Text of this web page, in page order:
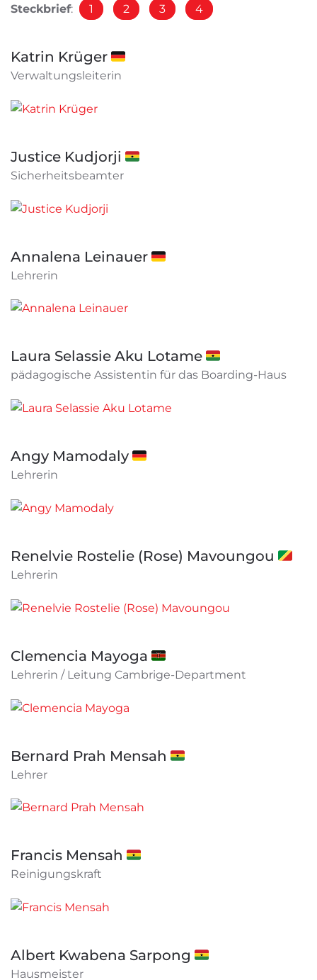
Steckbrief: 1 2 3 4
Katrin Krüger 🇩🇪
Verwaltungsleiterin
Justice Kudjorji 🇬🇭
Sicherheitsbeamter
Annalena Leinauer 🇩🇪
Lehrerin
Laura Selassie Aku Lotame 🇬🇭
pädagogische Assistentin für das Boarding-Haus
Angy Mamodaly 🇩🇪
Lehrerin
Renelvie Rostelie (Rose) Mavoungou 🇨🇬
Lehrerin
Clemencia Mayoga 🇰🇪
Lehrerin / Leitung Cambrige-Department
Bernard Prah Mensah 🇬🇭
Lehrer
Francis Mensah 🇬🇭
Reinigungskraft
Albert Kwabena Sarpong 🇬🇭
Hausmeister